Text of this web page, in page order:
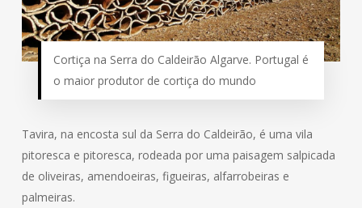
Cortiça na Serra do Caldeirão Algarve. Portugal é
o maior produtor de cortiça do mundo
Tavira, na encosta sul da Serra do Caldeirão, é uma vila
pitoresca e pitoresca, rodeada por uma paisagem salpicada
de oliveiras, amendoeiras, figueiras, alfarrobeiras e
palmeiras.